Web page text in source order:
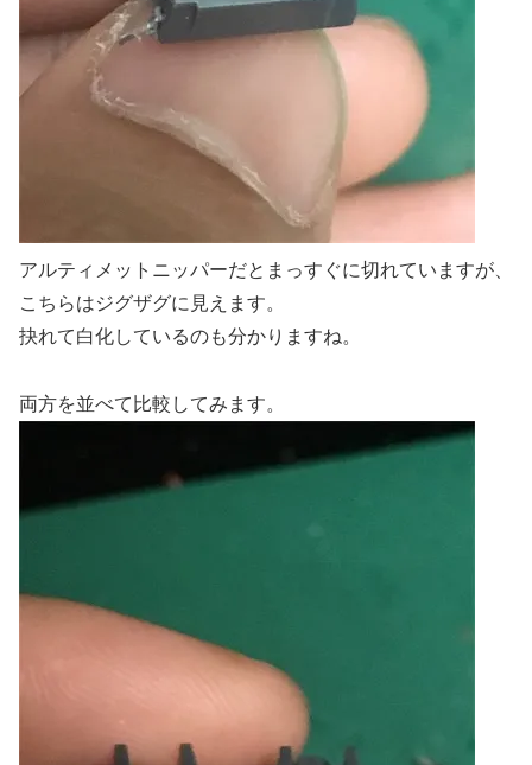
アルティメットニッパーだとまっすぐに切れていますが、
こちらはジグザグに見えます。
抉れて白化しているのも分かりますね。
両方を並べて比較してみます。